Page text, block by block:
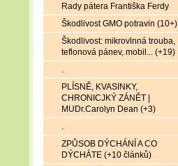
Rady pátera Františka Ferdy
Škodlivost GMO potravin (10+)
Škodlivost: mikrovlnná trouba,
teflonová pánev, mobil... (+19)
.
PLÍSNĚ, KVASINKY,
CHRONICJKÝ ZÁNĚT |
MUDr.Carolyn Dean (+3)
.
ZPŮSOB DÝCHÁNÍ A CO
DÝCHÁTE (+10 článků)